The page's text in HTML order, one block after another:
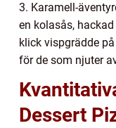
3. Karamell-
en kolasås,
klick vispgrädde
för de som njuter
Dessert